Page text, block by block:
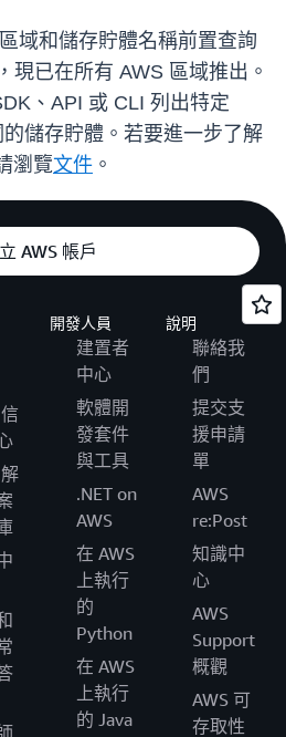
域和儲存貯體名稱前置查詢
現已在所有 AWS 區域推出。
、API 或 CLI 列出特定
儲存貯體。若要進一步了解
瀏覽文件 。
AWS 帳戶
開發人員
建置者
中心
軟體開
發套件
與工具
.NET on
AWS
在 AWS
上執行
的
Python
在 AWS
上執行
的 Java
說明
聯絡我
們
提交支
援申請
單
AWS
re:Post
知識中
心
AWS
Support
概觀
AWS 可
存取性